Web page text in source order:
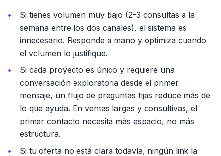
Si tienes volumen muy bajo (2-3 consultas a la
semana entre los dos canales), el sistema es
innecesario. Responde a mano y optimiza cuando
el volumen lo justifique.
Si cada proyecto es único y requiere una
conversación exploratoria desde el primer
mensaje, un flujo de preguntas fijas reduce más de
lo que ayuda. En ventas largas y consultivas, el
primer contacto necesita más espacio, no más
estructura.
Si tu oferta no está clara todavía, ningún link la